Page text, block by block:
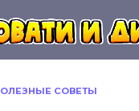
СОВЕТЫ